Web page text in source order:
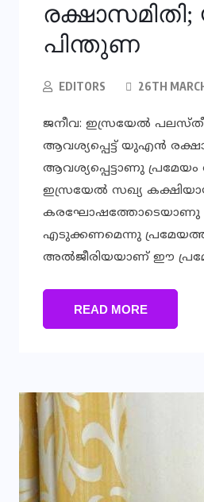
പിന്തുണ
EDITORS 26TH
ജനീവ: ഇസ്രയേല്‍
ആവശ്യപ്പെട്ട് യുഎന്‍
ആവശ്യപ്പെട്ടാണു
ഇസ്രയേല്‍ സഖ്യ കക്ഷിയായ
കരഘോഷത്തോടെയാണു
എടുക്കണമെന്നു
അല്‍ജീരിയയാണ് ഈ
READ MORE